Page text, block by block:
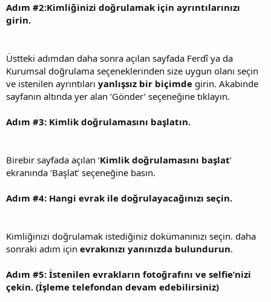
Adım #2:Kimliğinizi doğrulamak için ayrıntılarınızı
girin.
Üstteki adımdan daha sonra açılan sayfada Ferdî ya da
Kurumsal doğrulama seçeneklerinden size uygun olanı seçin
ve istenilen ayrıntıları yanlışsız bir biçimde girin. Akabinde
sayfanın altında yer alan ‘Gönder’ seçeneğine tıklayın.
Adım #3: Kimlik doğrulamasını başlatın.
Birebir sayfada açılan ‘Kimlik doğrulamasını başlat‘
ekranında ‘Başlat’ seçeneğine basın.
Adım #4: Hangi evrak ile doğrulayacağınızı seçin.
Kimliğinizi doğrulamak istediğiniz dokümanınızı seçin. daha
sonraki adım için evrakınızı yanınızda bulundurun.
Adım #5: İstenilen evrakların fotoğrafını ve selfie’nizi
çekin. (İşleme telefondan devam edebilirsiniz)